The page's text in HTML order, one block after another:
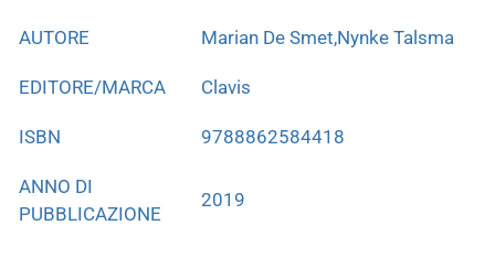
AUTORE Marian De Smet,Nynke Talsma
EDITORE/MARCA Clavis
ISBN 9788862584418
ANNO DI
PUBBLICAZIONE
2019